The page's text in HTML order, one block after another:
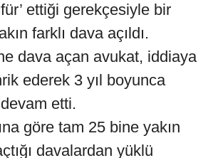
ettiği gerekçesiyle bir
farklı dava açıldı.
dava açan avukat, iddiaya
ederek 3 yıl boyunca
etti.
göre tam 25 bine yakın
davalardan yüklü